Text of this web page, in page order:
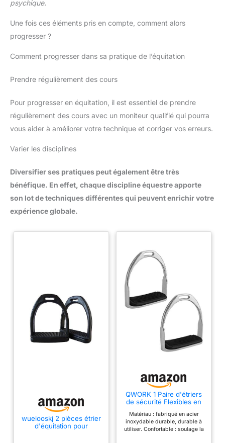
psychique.
Une fois ces éléments pris en compte, comment alors
progresser ?
Comment progresser dans sa pratique de l’équitation
Prendre régulièrement des cours
Pour progresser en équitation, il est essentiel de prendre
régulièrement des cours avec un moniteur qualifié qui pourra
vous aider à améliorer votre technique et corriger vos erreurs.
Varier les disciplines
Diversifier ses pratiques peut également être très
bénéfique. En effet, chaque discipline équestre apporte
son lot de techniques différentes qui peuvent enrichir votre
expérience globale.
wueiooskj 2 pièces étrier
d'équitation pour
QWORK 1 Paire d'étriers
de sécurité Flexibles en
équitation Anglaise
Matériau : fabriqué en acier
inoxydable durable, durable à
utiliser. Confortable : soulage la